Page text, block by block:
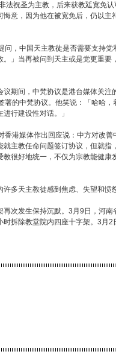
法祝圣为主教，后来获教廷宽免
意，因为他在被宽免后，仍以主
问，中国天主教徒是否需要支持
」当再被问到天主或是党更重要
期间，中梵协议是港台媒体关注
署的中梵协议。他笑说：「哈哈
行建设性对话。」
香港媒体作出回应说：中方对改
主教任命问题签订协议，但就指
很好地统一，不仅为宗教能健康
多天主教徒感到焦虑、失望和愤
次发生保持沉默。3月9日，河
拆除教堂院内四座十字架。3月